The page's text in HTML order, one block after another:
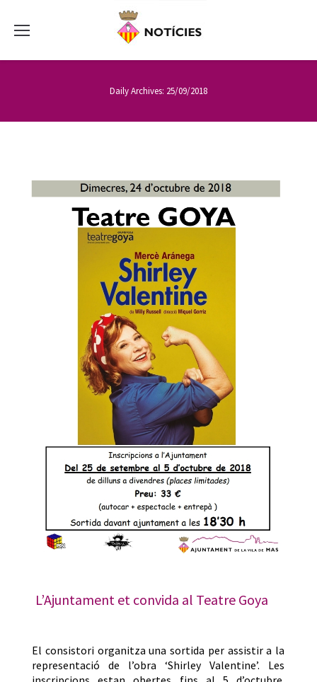
Daily Archives: 25/09/2018
L’Ajuntament et convida al Teatre Goya
El consistori organitza una sortida per assistir a la
representació de l’obra ‘Shirley Valentine’. Les